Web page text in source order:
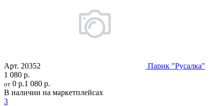
Арт. 20352
Парик "Русалка"
1 080 р.
от 0 р.1 080 р.
В наличии на маркетплейсах
3